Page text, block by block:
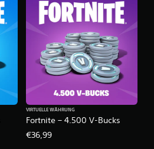
Fortnite – 4.500 V-Bucks
VIRTUELLE WÄHRUNG
€36,99